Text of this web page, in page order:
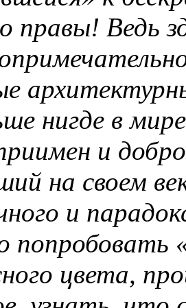
правы! Ведь
нигде в
и
на своем
и
цвета,